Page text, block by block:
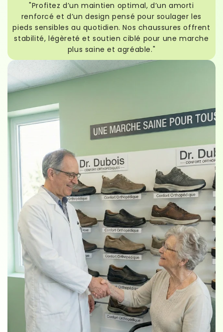
"Profitez d’un maintien optimal, d’un amorti
renforcé et d’un design pensé pour soulager les
pieds sensibles au quotidien. Nos chaussures offrent
stabilité, légèreté et soutien ciblé pour une marche
plus saine et agréable."